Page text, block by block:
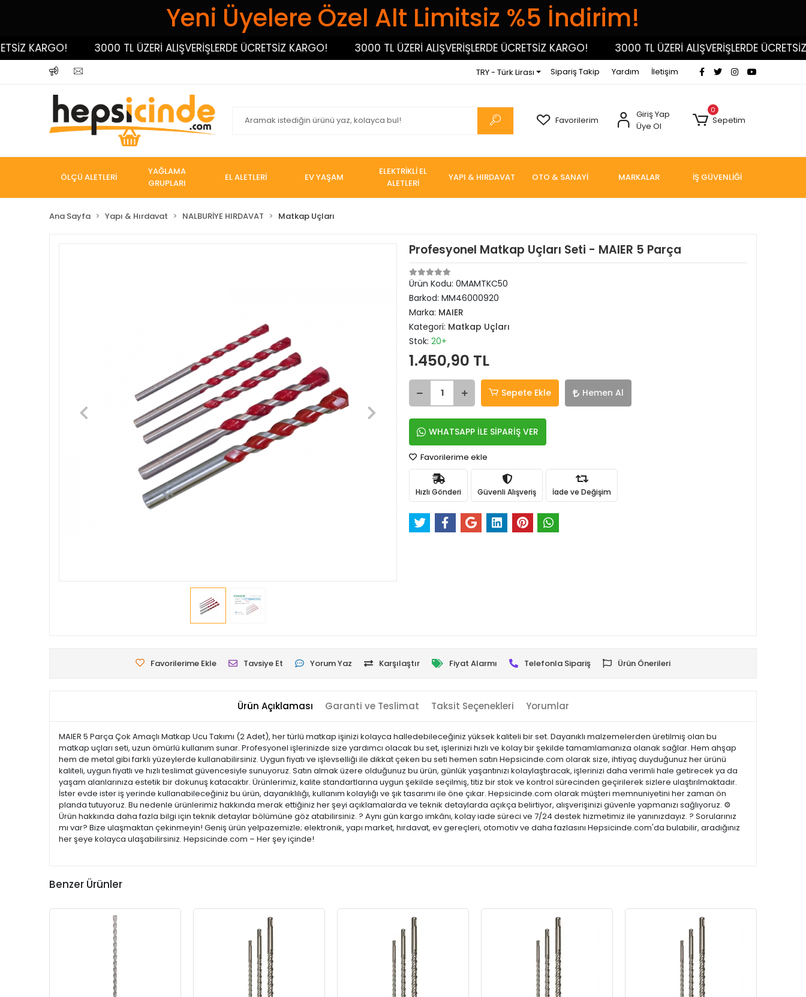
Yeni Üyelere Özel Alt Limitsiz %5 İndirim!
KARGO! 3000 TL ÜZERİ ALIŞVERİŞLERDE ÜCRETSİZ KARGO! 3000 TL ÜZERİ ALIŞVERİŞLERDE ÜCRETSİZ KARGO! 3000 TL ÜZERİ ALIŞVERİŞLERDE ÜCRETSİZ
TRY - Türk Lirası Sipariş Takip Yardım İletişim
Favorilerim
Giriş Yap
Üye Ol
0
Sepetim
ÖLÇÜ ALETLERİ
YAĞLAMA
GRUPLARI
EL ALETLERİ EV YAŞAM
ELEKTRİKLİ EL
ALETLERİ
YAPI & HIRDAVAT OTO & SANAYİ MARKALAR İŞ GÜVENLİĞİ
Ana Sayfa Yapı & Hırdavat NALBURİYE HIRDAVAT Matkap Uçları
Profesyonel Matkap Uçları Seti - MAIER 5 Parça
Ürün Kodu: 0MAMTKC50
Barkod: MM46000920
Marka: MAIER
Kategori: Matkap Uçları
Stok: 20+
1.450,90 TL
Sepete Ekle Hemen Al
WHATSAPP İLE SİPARİŞ VER
Favorilerime ekle
Hızlı Gönderi Güvenli Alışveriş İade ve Değişim
Favorilerime Ekle Tavsiye Et Yorum Yaz Karşılaştır Fiyat Alarmı Telefonla Sipariş Ürün Önerileri
Ürün Açıklaması Garanti ve Teslimat Taksit Seçenekleri Yorumlar
MAIER 5 Parça Çok Amaçlı Matkap Ucu Takımı (2 Adet), her türlü matkap işinizi kolayca halledebileceğiniz yüksek kaliteli bir set. Dayanıklı malzemelerden üretilmiş olan bu
matkap uçları seti, uzun ömürlü kullanım sunar. Profesyonel işlerinizde size yardımcı olacak bu set, işlerinizi hızlı ve kolay bir şekilde tamamlamanıza olanak sağlar. Hem ahşap
hem de metal gibi farklı yüzeylerde kullanabilirsiniz. Uygun fiyatı ve işlevselliği ile dikkat çeken bu seti hemen satın Hepsicinde.com olarak size, ihtiyaç duyduğunuz her ürünü
kaliteli, uygun fiyatlı ve hızlı teslimat güvencesiyle sunuyoruz. Satın almak üzere olduğunuz bu ürün, günlük yaşantınızı kolaylaştıracak, işlerinizi daha verimli hale getirecek ya da
yaşam alanlarınıza estetik bir dokunuş katacaktır. Ürünlerimiz, kalite standartlarına uygun şekilde seçilmiş, titiz bir stok ve kontrol sürecinden geçirilerek sizlere ulaştırılmaktadır.
İster evde ister iş yerinde kullanabileceğiniz bu ürün, dayanıklılığı, kullanım kolaylığı ve şık tasarımı ile öne çıkar. Hepsicinde.com olarak müşteri memnuniyetini her zaman ön
planda tutuyoruz. Bu nedenle ürünlerimiz hakkında merak ettiğiniz her şeyi açıklamalarda ve teknik detaylarda açıkça belirtiyor, alışverişinizi güvenle yapmanızı sağlıyoruz. ⚙️
Ürün hakkında daha fazla bilgi için teknik detaylar bölümüne göz atabilirsiniz. ? Aynı gün kargo imkânı, kolay iade süreci ve 7/24 destek hizmetimiz ile yanınızdayız. ? Sorularınız
mı var? Bize ulaşmaktan çekinmeyin! Geniş ürün yelpazemizle; elektronik, yapı market, hırdavat, ev gereçleri, otomotiv ve daha fazlasını Hepsicinde.com'da bulabilir, aradığınız
her şeye kolayca ulaşabilirsiniz. Hepsicinde.com – Her şey içinde!
Benzer Ürünler